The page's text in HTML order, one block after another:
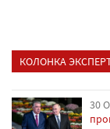
КОЛОНКА
30